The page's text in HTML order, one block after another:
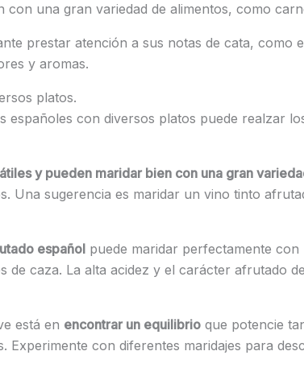
una gran variedad de alimentos, como
prestar atención a sus notas de cata, como
y aromas.
platos.
españoles con diversos platos puede realzar
y pueden maridar bien con una gran
Una sugerencia es maridar un vino tinto
español puede maridar perfectamente
de caza. La alta acidez y el carácter afrutado
está en encontrar un equilibrioque potencie
Experimente con diferentes maridajes para